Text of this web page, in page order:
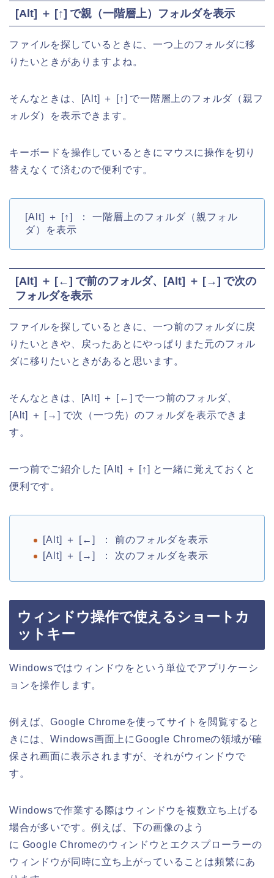
[Alt] ＋ [↑] で親（一階層上）フォルダを表示
ファイルを探しているときに、一つ上のフォルダに移
りたいときがありますよね。
そんなときは、[Alt] ＋ [↑] で一階層上のフォルダ（親フ
ォルダ）を表示できます。
キーボードを操作しているときにマウスに操作を切り
替えなくて済むので便利です。
[Alt] ＋ [↑] ： 一階層上のフォルダ（親フォル
ダ）を表示
[Alt] ＋ [←] で前のフォルダ、[Alt] ＋ [→] で次の
フォルダを表示
ファイルを探しているときに、一つ前のフォルダに戻
りたいときや、戻ったあとにやっぱりまた元のフォル
ダに移りたいときがあると思います。
そんなときは、[Alt] ＋ [←] で一つ前のフォルダ、
[Alt] ＋ [→] で次（一つ先）のフォルダを表示できま
す。
一つ前でご紹介した [Alt] ＋ [↑] と一緒に覚えておくと
便利です。
[Alt] ＋ [←] ： 前のフォルダを表示
[Alt] ＋ [→] ： 次のフォルダを表示
ウィンドウ操作で使えるショートカ
ットキー
Windowsではウィンドウをという単位でアプリケーシ
ョンを操作します。
例えば、Google Chromeを使ってサイトを閲覧すると
きには、Windows画面上にGoogle Chromeの領域が確
保され画面に表示されますが、それがウィンドウで
す。
Windowsで作業する際はウィンドウを複数立ち上げる
場合が多いです。例えば、下の画像のよう
に Google Chromeのウィンドウとエクスプローラーの
ウィンドウが同時に立ち上がっていることは頻繁にあ